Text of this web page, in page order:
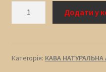
кількість
Додати у
Категорія: КАВА